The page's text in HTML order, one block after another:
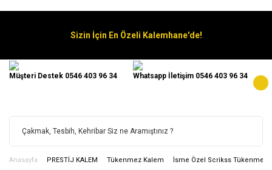
Sizin İçin En Özeli Kalemhane'de!
Müşteri Destek 0546 403 96 34 Whatsapp İletişim 0546 403 96 34
Anasayfa PRESTİJ KALEM Tükenmez Kalem İsme Özel Scrikss Tükenmez